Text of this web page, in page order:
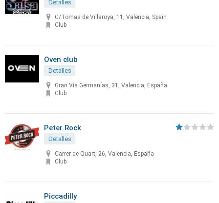
Detalles
C/Tomas de Villaroya, 11, Valencia, Spain
Club
Oven club
Detalles
Gran Vía Germanías, 31, Valencia, España
Club
Peter Rock
Detalles
Carrer de Quart, 26, Valencia, España
Club
Piccadilly